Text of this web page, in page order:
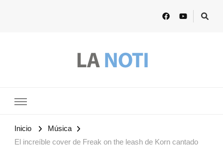
Inicio
Música
El increíble cover de Freak on the leash de Korn cantado